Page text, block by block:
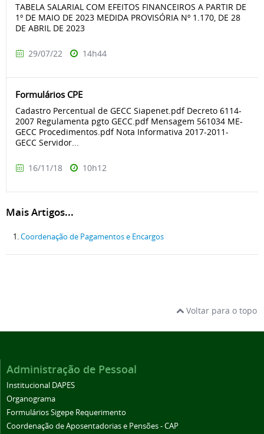
TABELA SALARIAL COM EFEITOS FINANCEIROS A PARTIR DE
1º DE MAIO DE 2023 MEDIDA PROVISÓRIA Nº 1.170, DE 28
DE ABRIL DE 2023
29/07/22 14h44
Formulários CPE
Cadastro Percentual de GECC Siapenet.pdf Decreto 6114-
2007 Regulamenta pgto GECC.pdf Mensagem 561034 ME-
GECC Procedimentos.pdf Nota Informativa 2017-2011-
GECC Servidor...
16/11/18 10h12
Mais Artigos...
Coordenação de Pagamentos e Encargos
Voltar para o topo
Administração de Pessoal
Institucional DAPES
Organograma
Formulários Sigepe Requerimento
Coordenação de Aposentadorias e Pensões - CAP